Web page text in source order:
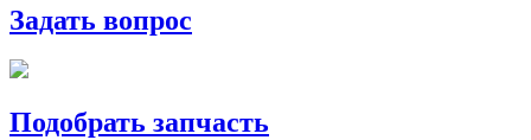
Задать вопрос
Подобрать запчасть